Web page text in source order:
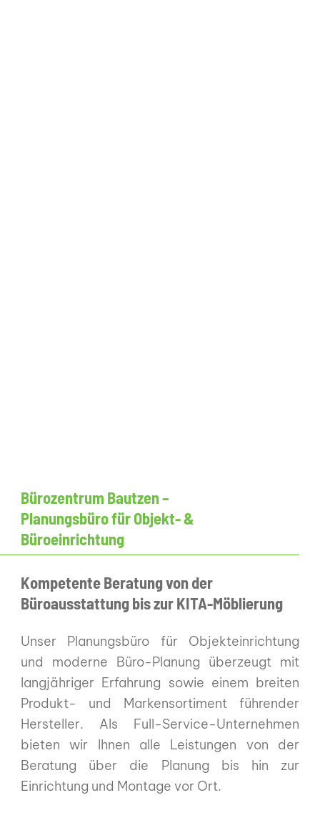
Bürozentrum Bautzen –
Planungsbüro für Objekt- &
Büroeinrichtung
Kompetente Beratung von der
Büroausstattung bis zur KITA-Möblierung
Unser Planungsbüro für Objekteinrichtung
und moderne Büro-Planung überzeugt mit
langjähriger Erfahrung sowie einem breiten
Produkt- und Markensortiment führender
Hersteller. Als Full-Service-Unternehmen
bieten wir Ihnen alle Leistungen von der
Beratung über die Planung bis hin zur
Einrichtung und Montage vor Ort.